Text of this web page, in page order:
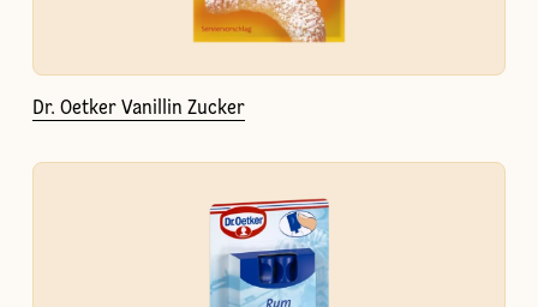
Dr. Oetker Vanillin Zucker